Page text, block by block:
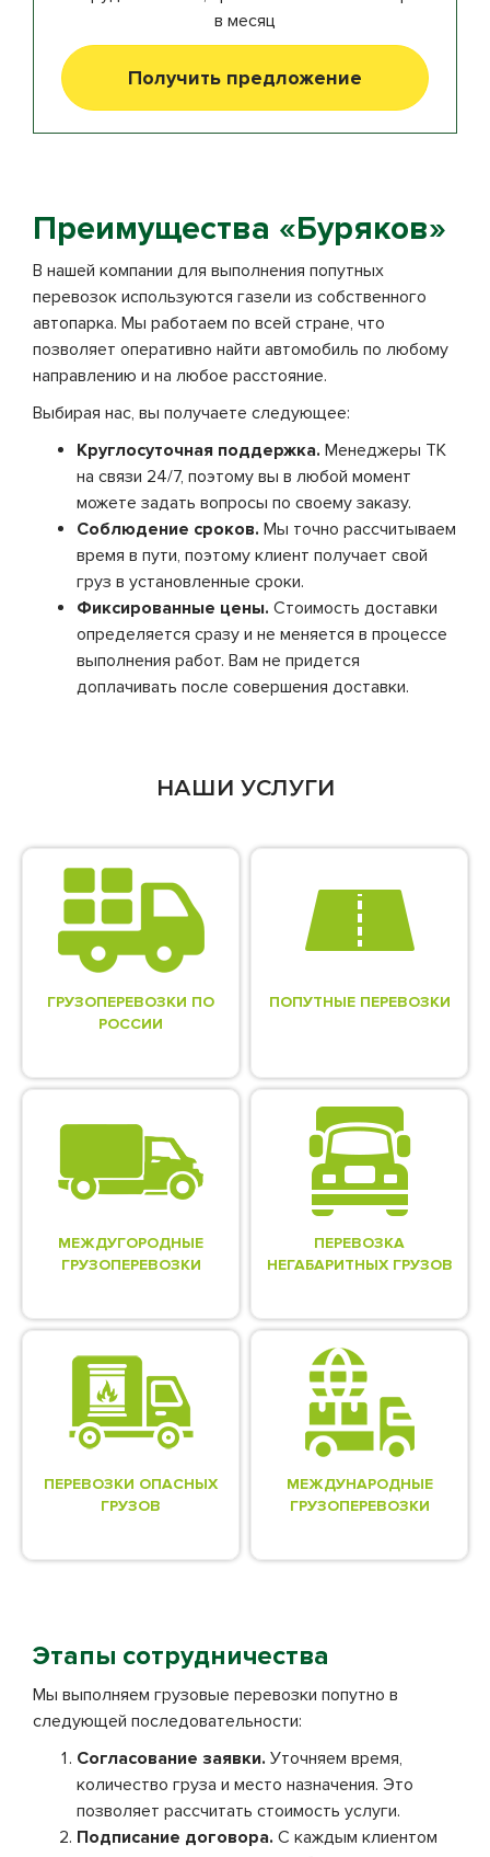
в месяц
Получить предложение
Преимущества «Буряков»
В нашей компании для выполнения попутных
перевозок используются газели из собственного
автопарка. Мы работаем по всей стране, что
позволяет оперативно найти автомобиль по любому
направлению и на любое расстояние.
Выбирая нас, вы получаете следующее:
Круглосуточная поддержка. Менеджеры ТК
на связи 24/7, поэтому вы в любой момент
можете задать вопросы по своему заказу.
Соблюдение сроков. Мы точно рассчитываем
время в пути, поэтому клиент получает свой
груз в установленные сроки.
Фиксированные цены. Стоимость доставки
определяется сразу и не меняется в процессе
выполнения работ. Вам не придется
доплачивать после совершения доставки.
НАШИ УСЛУГИ
ГРУЗОПЕРЕВОЗКИ ПО
РОССИИ
ПОПУТНЫЕ ПЕРЕВОЗКИ
МЕЖДУГОРОДНЫЕ
ГРУЗОПЕРЕВОЗКИ
ПЕРЕВОЗКА
НЕГАБАРИТНЫХ ГРУЗОВ
ПЕРЕВОЗКИ ОПАСНЫХ
ГРУЗОВ
МЕЖДУНАРОДНЫЕ
ГРУЗОПЕРЕВОЗКИ
Этапы сотрудничества
Мы выполняем грузовые перевозки попутно в
следующей последовательности:
Согласование заявки. Уточняем время,
количество груза и место назначения. Это
позволяет рассчитать стоимость услуги.
Подписание договора. С каждым клиентом